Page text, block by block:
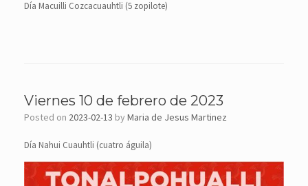
Día Macuilli Cozcacuauhtli (5 zopilote)
Viernes 10 de febrero de 2023
Posted on 2023-02-13 by Maria de Jesus Martinez
Día Nahui Cuauhtli (cuatro águila)